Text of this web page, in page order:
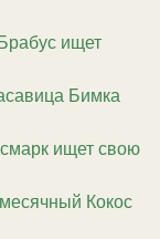
ищет
Бимка
ищет свою
Кокос